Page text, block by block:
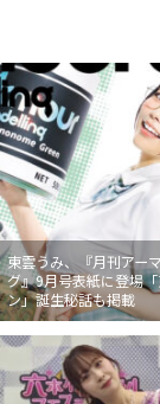
東雲うみ、『月刊アー
グ』9月号表紙に登場
ン」誕生秘話も掲載